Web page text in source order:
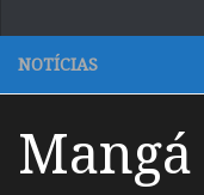
NOTÍCIAS